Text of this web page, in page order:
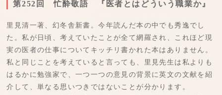
第252回 忙酔敬語 『医者とはどういう職業か』
里見清一著、幻冬舎新書。今年読んだ本の中でも秀逸でし
た。私が日頃、考えていたことが全て網羅され、これほど現
実の医者の仕事についてキッチリ書かれた本はありません。
私と同じことを考えていると言っても、里見先生は私よりも
はるかに勉強家で、一つ一つの意見の背景に英文の文献を紹
介して、単なる思いつきではないことが分かります。